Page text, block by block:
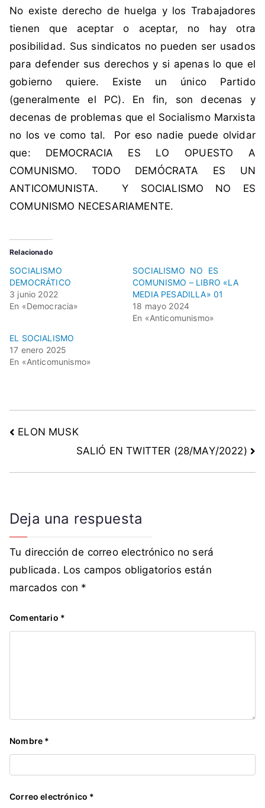
o
c
á
t
i
c
o
No existe derecho de huelga y los Trabajadores
tienen que aceptar o aceptar, no hay otra
posibilidad. Sus sindicatos no pueden ser usados
para defender sus derechos y si apenas lo que el
gobierno quiere. Existe un único Partido
(generalmente el PC). En fin, son decenas y
decenas de problemas que el Socialismo Marxista
no los ve como tal. Por eso nadie puede olvidar
que: DEMOCRACIA ES LO OPUESTO A
COMUNISMO. TODO DEMÓCRATA ES UN
ANTICOMUNISTA. Y SOCIALISMO NO ES
COMUNISMO NECESARIAMENTE.
Relacionado
SOCIALISMO
DEMOCRÁTICO
3 junio 2022
En «Democracia»
SOCIALISMO NO ES
COMUNISMO – LIBRO «LA
MEDIA PESADILLA» 01
18 mayo 2024
En «Anticomunismo»
EL SOCIALISMO
17 enero 2025
En «Anticomunismo»
ELON MUSK
SALIÓ EN TWITTER (28/MAY/2022)
Deja una respuesta
Tu dirección de correo electrónico no será
publicada. Los campos obligatorios están
marcados con *
Comentario *
Nombre *
Correo electrónico *